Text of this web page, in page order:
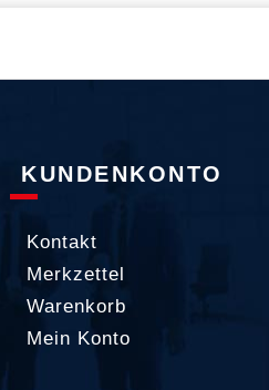
KUNDENKONTO
Kontakt
Merkzettel
Warenkorb
Mein Konto